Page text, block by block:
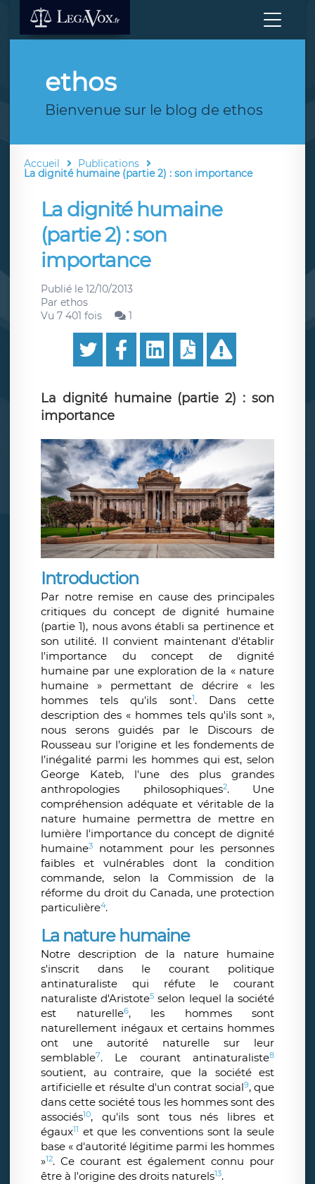
ethos
Bienvenue sur le blog de ethos
Accueil Publications
La dignité humaine (partie 2) : son importance
La dignité humaine
(partie 2) : son
importance
Publié le 12/10/2013
Par ethos
Vu 7 401 fois
1
La dignité humaine (partie 2) : son
importance
Introduction
Par notre remise en cause des principales
critiques du concept de dignité humaine
(partie 1), nous avons établi sa pertinence et
son utilité. Il convient maintenant d'établir
l'importance du concept de dignité
humaine par une exploration de la « nature
humaine » permettant de décrire « les
hommes tels qu'ils sont1. Dans cette
description des « hommes tels qu'ils sont »,
nous serons guidés par le Discours de
Rousseau sur l’origine et les fondements de
l’inégalité parmi les hommes qui est, selon
George Kateb, l'une des plus grandes
anthropologies philosophiques2. Une
compréhension adéquate et véritable de la
nature humaine permettra de mettre en
lumière l'importance du concept de dignité
humaine3
notamment pour les personnes
faibles et vulnérables dont la condition
commande, selon la Commission de la
réforme du droit du Canada, une protection
particulière4.
La nature humaine
Notre description de la nature humaine
s'inscrit dans le courant politique
antinaturaliste qui réfute le courant
naturaliste d'Aristote5 selon lequel la société
est naturelle6, les hommes sont
naturellement inégaux et certains hommes
ont une autorité naturelle sur leur
semblable7. Le courant antinaturaliste8
soutient, au contraire, que la société est
artificielle et résulte d'un contrat social9, que
dans cette société tous les hommes sont des
associés10, qu'ils sont tous nés libres et
égaux11 et que les conventions sont la seule
base « d'autorité légitime parmi les hommes
»12. Ce courant est également connu pour
être à l'origine des droits naturels13.